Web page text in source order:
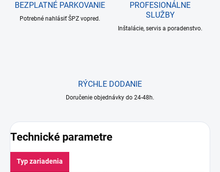
BEZPLATNÉ PARKOVANIE
Potrebné nahlásiť ŠPZ vopred.
PROFESIONÁLNE
SLUŽBY
Inštalácie, servis a poradenstvo.
RÝCHLE DODANIE
Doručenie objednávky do 24-48h.
Technické parametre
Typ zariadenia